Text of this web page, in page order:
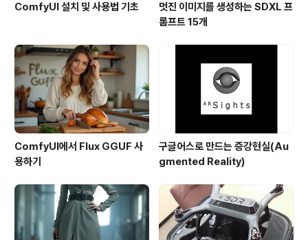
ComfyUI 설치 및 사용법 기초
멋진 이미지를 생성하는 SDXL 프
롬프트 15개
ComfyUI에서 Flux GGUF 사
용하기
구글어스로 만드는 증강현실(Au
gmented Reality)